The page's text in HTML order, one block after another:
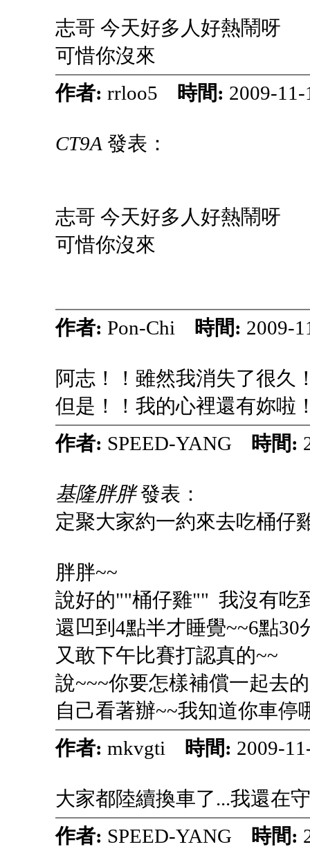
志哥 今天好多人好熱鬧呀
可惜你沒來
作者: rrloo5 時間: 2009-
CT9A 發表：
志哥 今天好多人好熱鬧呀
可惜你沒來
作者: Pon-Chi 時間: 2009-
阿志！！雖然我消失了很久
但是！！我的心裡還有妳啦
作者: SPEED-YANG 時間:
基隆胖胖發表：
定聚大家約一約來去吃桶仔
胖胖~~
說好的""桶仔雞"" 我沒有吃
還凹到4點半才睡覺~~6點30
又敢下午比賽打認真的~~
說~~~你要怎樣補償一起去
自己看著辦~~我知道你車停
作者: mkvgti 時間: 2009-
大家都陸續換車了...我還在
作者: SPEED-YANG 時間: